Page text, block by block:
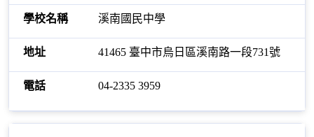
溪南國民中學
41465 臺中市烏日區溪南路一段731號
04-2335 3959